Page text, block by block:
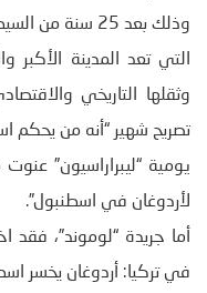
وذلك بعد 25 سنة من السيطرة على المدينة.
التي تعد المدينة
وثقلها التاريخي
تصريح شهير “أنه من يحكم
يومية “ليبراراسيون”
لأردوغان في اسطنبول”.
أما جريدة “لوموند”، فقد
في تركيا: أردوغان يخسر